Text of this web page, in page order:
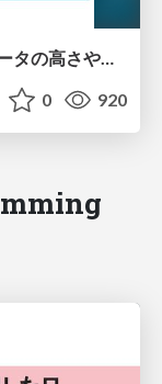
PLATEAU Hands-on 11 PLATEAUデータの高さや位置合わせについて理解する
0 920